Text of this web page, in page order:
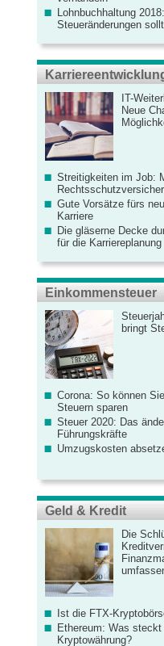
Lohnbuchhaltung
Steueränderungen
IT-
Neue
Streitigkeiten im Job:
Gute Vorsätze fürs
Karriere
Die gläserne Decke
für die Karriereplanung
Einkommensteuer
bringt
Corona: So können
Steuern sparen
Steuer 2020: Das
Führungskräfte
Umzugskosten
Geld & Kredit
Die
Ist die FTX-
Ethereum: Was
Kryptowährung?